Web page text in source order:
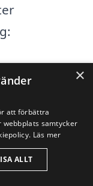
×
att förbättra
webbplats samtycker
Läs mer
ALLT